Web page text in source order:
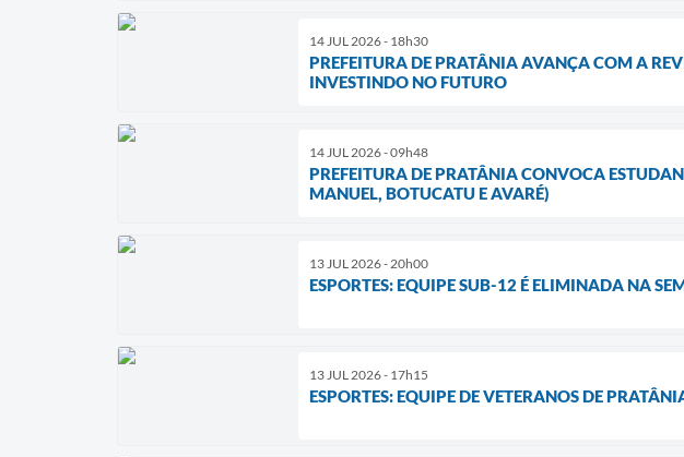
14 JUL 2026 - 18h30
PREFEITURA DE PRATÂNIA AVANÇA COM A
INVESTINDO NO FUTURO
14 JUL 2026 - 09h48
PREFEITURA DE PRATÂNIA CONVOCA
MANUEL, BOTUCATU E AVARÉ)
13 JUL 2026 - 20h00
ESPORTES: EQUIPE SUB-12 É ELIMINADA NA
13 JUL 2026 - 17h15
ESPORTES: EQUIPE DE VETERANOS DE